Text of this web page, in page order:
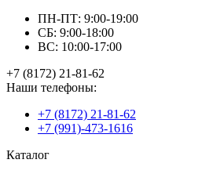
ПН-ПТ: 9:00-19:00
СБ: 9:00-18:00
ВС: 10:00-17:00
+7 (8172) 21-81-62
Наши телефоны:
+7 (8172) 21-81-62
+7 (991)-473-1616
Каталог